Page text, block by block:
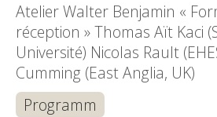
Atelier Walter Benjamin «
réception » Thomas Aït Kaci
Université) Nicolas Rault
Cumming (East Anglia, UK)
Programm